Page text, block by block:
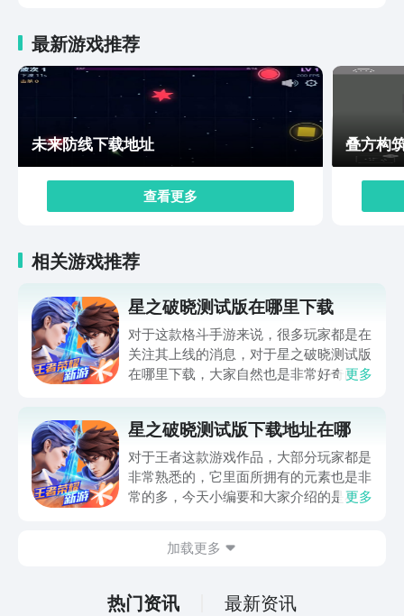
最新游戏推荐
未来防线下载地址
查看更多
叠方构
相关游戏推荐
星之破晓测试版在哪里下载
对于这款格斗手游来说，很多玩家都是在
关注其上线的消息，对于星之破晓测试版
在哪里下载，大家自然也是非常好奇的，
和大家做个详细的说明，小伙伴们要是对
此感兴趣的话，就接着往下看吧。
更多
星之破晓测试版下载地址在哪
对于王者这款游戏作品，大部分玩家都是
非常熟悉的，它里面所拥有的元素也是非
常的多，今天小编要和大家介绍的是星之
外，其技能以及玩法上都是有很大的不
装，大家感兴趣就来接着往下看吧。
更多
加载更多
热门资讯 最新资讯